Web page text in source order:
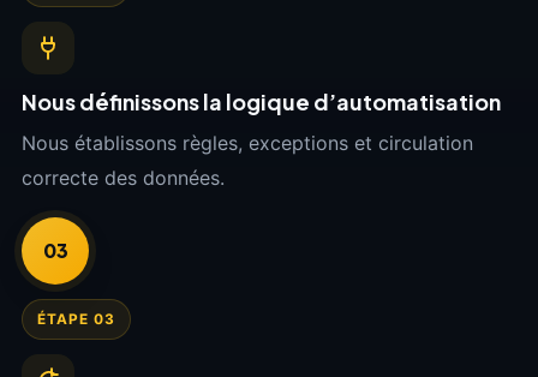
Nous définissons la logique d’automatisation
Nous établissons règles, exceptions et circulation
correcte des données.
03
ÉTAPE 03